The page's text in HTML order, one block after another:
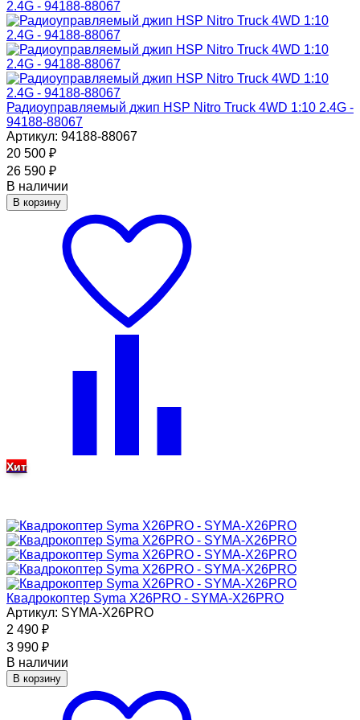
Радиоуправляемый джип HSP Nitro Truck 4WD 1:10 2.4G -
94188-88067
Артикул: 94188-88067
20 500 ₽
26 590 ₽
В наличии
В корзину
Хит
Квадрокоптер Syma X26PRO - SYMA-X26PRO
Артикул: SYMA-X26PRO
2 490 ₽
3 990 ₽
В наличии
В корзину